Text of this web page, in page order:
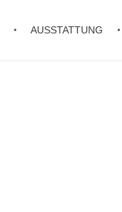
AUSSTATTUNG